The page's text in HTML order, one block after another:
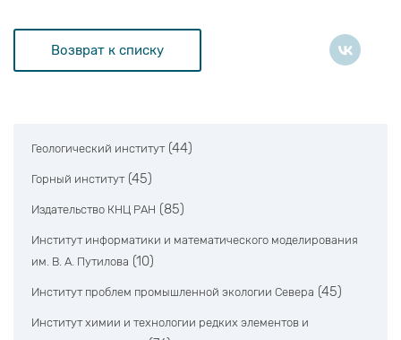
Возврат к списку
Геологический институт (44)
Горный институт (45)
Издательство КНЦ РАН (85)
Институт информатики и математического моделирования
им. В. А. Путилова (10)
Институт проблем промышленной экологии Севера (45)
Институт химии и технологии редких элементов и